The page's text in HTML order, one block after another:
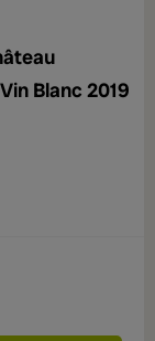
Blanc 2019